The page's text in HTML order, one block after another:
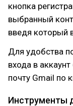
кнопка
выбранный
введя который
Для удобства
входа в
почту Gmail по
Инструменты